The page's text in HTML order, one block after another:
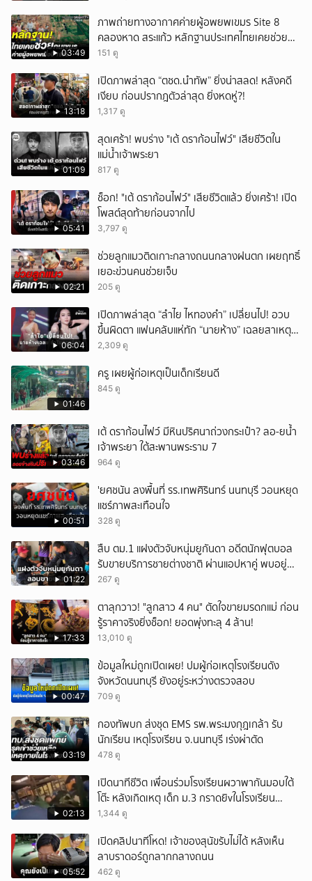
03:49
ภาพถ่ายทางอากาศค่ายผู้อพยพเขมร Site 8
คลองหาด สระแก้ว หลักฐานประเทศไทยเคยช่วยคน
เขมร
151 ดู
13:18
เปิดภาพล่าสุด “ตชด.นำทัพ” ยิ่งน่าสลด! หลังคดี
เงียบ ก่อนปรากฎตัวล่าสุด ยิ่งหดหู่?!
1,317 ดู
01:09
สุดเศร้า! พบร่าง "เต้ ดราก้อนไฟว์" เสียชีวิตใน
แม่น้ำเจ้าพระยา
817 ดู
05:41
ช็อก! "เต้ ดราก้อนไฟว์" เสียชีวิตแล้ว ยิ่งเศร้า! เปิด
โพสต์สุดท้ายก่อนจากไป
3,797 ดู
02:21
ช่วยลูกแมวติดเกาะกลางถนนกลางฝนตก เผยฤทธิ์
เยอะข่วนคนช่วยเจ็บ
205 ดู
06:04
เปิดภาพล่าสุด “ลำไย ไหทองคำ” เปลี่ยนไป! อวบ
ขึ้นผิดตา แฟนคลับแห่ทัก “นายห้าง” เฉลยสาเหตุ
ชัด!
2,309 ดู
01:46
ครู เผยผู้ก่อเหตุเป็นเด็กเรียนดี
845 ดู
03:46
เต้ ดราก้อนไฟว์ มีหินปริศนาถ่วงกระเป๋า? ลอ-ยน้ำ
เจ้าพระยา ใต้สะพานพระราม 7
964 ดู
00:51
'ยศชนัน ลงพื้นที่ รร.เทพศิรินทร์ นนทบุรี วอนหยุด
แชร์ภาพสะเทือนใจ
328 ดู
01:22
สืบ ตม.1 แฝงตัวจับหนุ่มยูกันดา อดีตนักฟุตบอล
รับขายบริการชายต่างชาติ ผ่านแอปหาคู่ พบอยู่
เกินกำหนดอนุญาต
267 ดู
17:33
ตาลุกวาว! "ลูกสาว 4 คน" ตัดใจขายมรดกแม่ ก่อน
รู้ราคาจริงยิ่งช็อก! ยอดพุ่งทะลุ 4 ล้าน!
13,010 ดู
00:47
ข้อมูลใหม่ถูกเปิดเผย! ปมผู้ก่อเหตุโรงเรียนดัง
จังหวัดนนทบุรี ยังอยู่ระหว่างตรวจสอบ
709 ดู
03:19
กองทัพบก ส่งชุด EMS รพ.พระมงกุฎเกล้า รับ
นักเรียน เหตุโรงเรียน จ.นนทบุรี เร่งผ่าตัด
478 ดู
02:13
เปิดนาทีชีวิต เพื่อนร่วมโรงเรียนผวาพากันมอบใต้
โต๊ะ หลังเกิดเหตุ เด็ก ม.3 กราดยิvในโรงเรียน
เทพศิรินทร์นนท์ แบบไม่เลือกหน้า เสียงปืนดังสนั่น
1,344 ดู
05:52
เปิดคลิปนาทีโหด! เจ้าของสุนัขรับไม่ได้ หลังเห็น
ลาบราดอร์ถูกลากกลางถนน
462 ดู